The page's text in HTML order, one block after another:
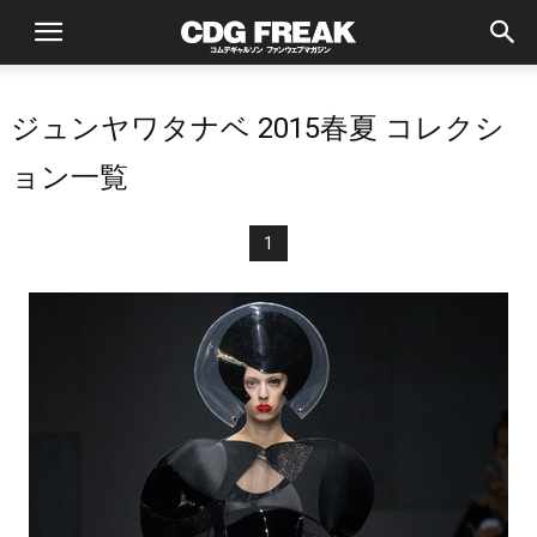
ジュンヤワタナベ 2015春夏 コレクシ
ョン一覧
1